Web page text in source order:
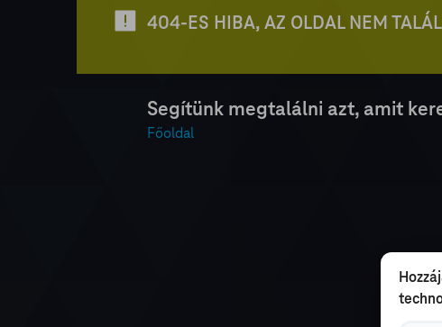
404-ES HIBA, AZ OLDAL NEM
Segítünk megtalálni azt, amit
Főoldal